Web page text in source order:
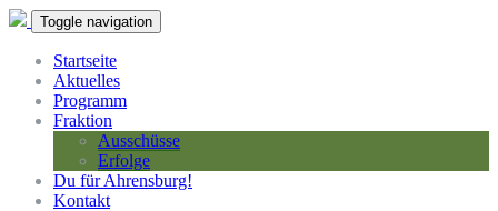
Toggle navigation
Startseite
Aktuelles
Programm
Fraktion
Ausschüsse
Erfolge
Du für Ahrensburg!
Kontakt